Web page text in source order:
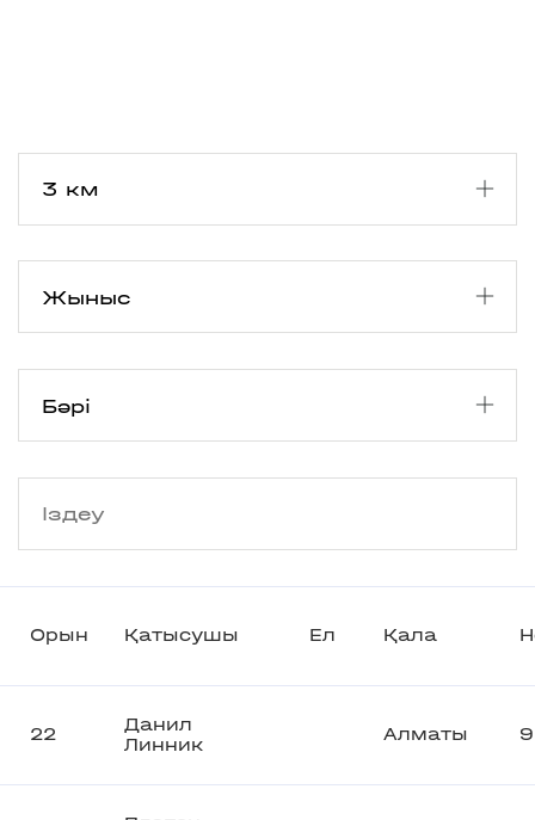
Орын Қатысушы Ел Қала
22
Данил
Линник
Алматы